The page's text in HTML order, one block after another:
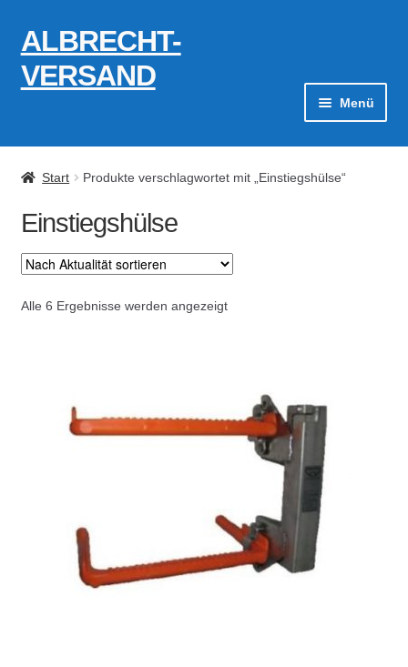
Zur
Navigation
springen
Zum
Inhalt
springen
ALBRECHT-
VERSAND
Menü
Zahlungsarten
Widerrufsbelehrung
Absperrpfosten
Baulampen
Baustellenbedarf
Start Produkte verschlagwortet mit „Einstiegshülse“
Einstiegshülse
Alle 6 Ergebnisse werden angezeigtNach